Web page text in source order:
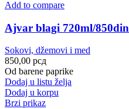
Add to compare
Ajvar blagi 720ml/850din
Sokovi, džemovi i med
850,00 рсд
Od barene paprike
Dodaj u listu želja
Dodaj u korpu
Brzi prikaz